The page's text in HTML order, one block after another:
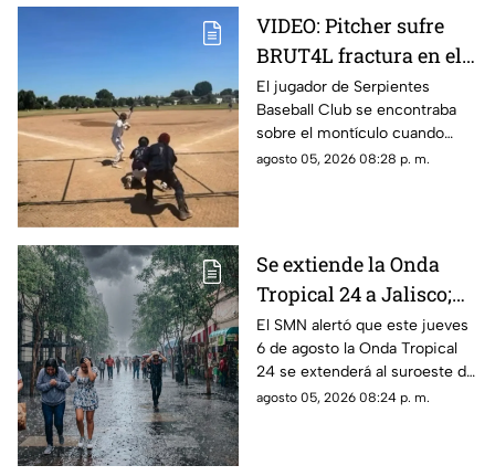
VIDEO: Pitcher sufre
BRUT4L fractura en el
brazo mientras lanzaba
El jugador de Serpientes
Baseball Club se encontraba
sobre el montículo cuando
inició el movimiento para
agosto 05, 2026 08:28 p. m.
Se extiende la Onda
Tropical 24 a Jalisco;
¿cómo modificará el
clima de Guadalajara?
El SMN alertó que este jueves
6 de agosto la Onda Tropical
24 se extenderá al suroeste de
Jalisco; así modificará el clima
agosto 05, 2026 08:24 p. m.